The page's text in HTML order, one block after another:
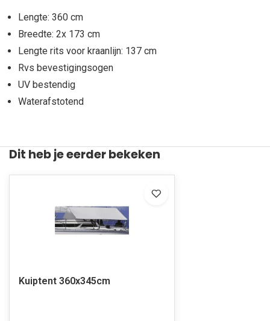
Lengte: 360 cm
Breedte: 2x 173 cm
Lengte rits voor kraanlijn: 137 cm
Rvs bevestigingsogen
UV bestendig
Waterafstotend
Dit heb je eerder bekeken
Kuiptent 360x345cm